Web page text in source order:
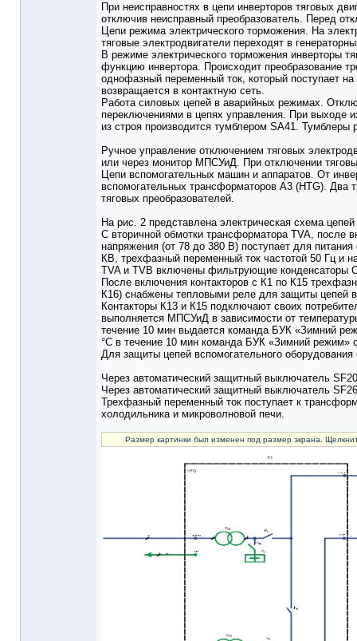
При неисправностях в цепи инверторов тяговых
отключив неисправный преобразователь. Перед
Цепи режима электрического торможения. На
тяговые электродвигатели переходят в
В режиме электрического торможения инверторы
функцию инвертора. Происходит преобразование
однофазный переменный ток, который поступает
возвращается в контактную сеть.
Работа силовых цепей в аварийных режимах.
переключениями в цепях управления. При выходе
из строя производится тумблером SA41.
Ручное управление отключением тяговых
или через монитор МПСУиД. При отключении
Цепи вспомогательных машин и аппаратов. От
вспомогательных трансформаторов А3 (HTG). Два
тяговых преобразователей.
На рис. 2 представлена электрическая схема
С вторичной обмотки трансформатора TVA, после
напряжения (от 78 до 380 В) поступает для
КВ, трехфазный переменный ток частотой 50 Гц и
TVA и TVB включены фильтрующие конденсаторы
После включения контакторов с К1 по К15
К16) снабжены тепловыми реле для защиты цепей
Контакторы К13 и К15 подключают своих
выполняется МПСУиД в зависимости от
течение 10 мин выдается команда БУК «Зимний
°С в течение 10 мин команда БУК «Зимний режим»
Для защиты цепей вспомогательного
Через автоматический защитный выключатель
Через автоматический защитный выключатель
Трехфазный переменный ток поступает к
холодильника и микроволновой печи.
Размер картинки был изменен под размер экрана.